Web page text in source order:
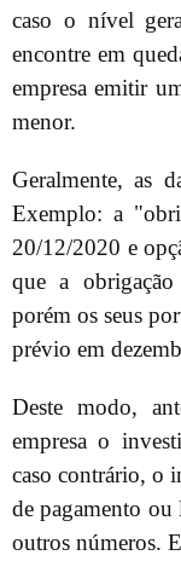
caso o nível
encontre em
empresa emitir
menor.
Geralmente, as
Exemplo: a
20/12/2020 e
que a
porém os seus
prévio em
Deste modo,
empresa o
caso contrário, o
de pagamento ou
outros números.